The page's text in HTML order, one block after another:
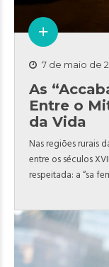
7 de maio de
As
Entre o
da Vida
Nas regiões rurais
entre os séculos
respeitada: a “sa